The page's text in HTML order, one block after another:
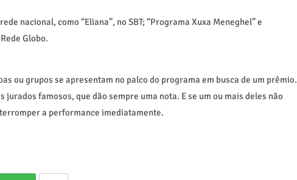
nacional, como “Eliana”, no SBT; “Programa Xuxa Meneghel” e
Globo.
ou grupos se apresentam no palco do programa em busca de um prêmio.
famosos, que dão sempre uma nota. E se um ou mais deles não
a performance imediatamente.